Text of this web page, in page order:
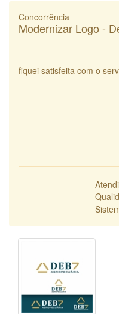
Concorrência
Modernizar Logo -
fiquei satisfeita com o